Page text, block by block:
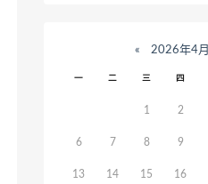
« 2026年4月
一 二 三 四
1 2
6 7 8 9
13 14 15 16